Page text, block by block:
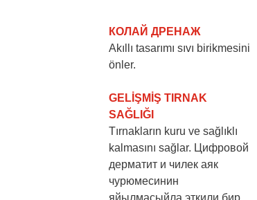
КОЛАЙ ДРЕНАЖ
Akıllı tasarımı sıvı birikmesini
önler.
GELİŞMİŞ TIRNAK
SAĞLIĞI
Tırnakların kuru ve sağlıklı
kalmasını sağlar. Цифровой
дерматит и чилек аяк
чурюмесинин